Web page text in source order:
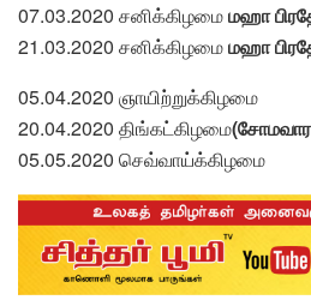
07.03.2020 சனிக்கிழமைமஹா
21.03.2020 சனிக்கிழமைமஹா
05.04.2020 ஞாயிற்றுக்கிழமை
20.04.2020 திங்கட்கிழமை
05.05.2020 செவ்வாய்க்கிழமை